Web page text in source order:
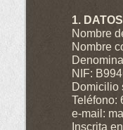
1.
Nombre
Nombre
NIF:
Domicilio
Teléfono:
e-mail:
Inscrita